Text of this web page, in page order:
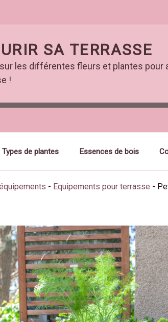
SA TERRASSE
les différentes fleurs et plantes pour
!
Types de plantes Essences de bois
- Equipements pour terrasse -